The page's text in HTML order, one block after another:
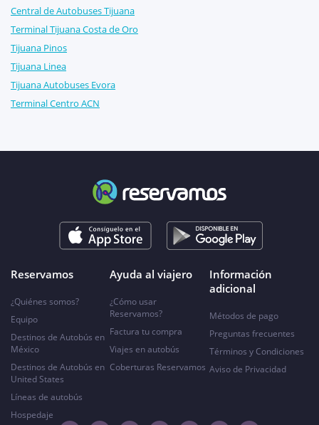
Central de Autobuses Tijuana
Terminal Tijuana Costa de Oro
Tijuana Pinos
Tijuana Linea
Tijuana Autobuses Evora
Terminal Centro ACN
Reservamos
¿Quiénes somos?
Equipo
Destinos de Autobús en
México
Destinos de Autobús en
United States
Líneas de autobús
Hospedaje
Ayuda al viajero
¿Cómo usar
Reservamos?
Factura tu compra
Viajes en autobús
Coberturas Reservamos
Información
adicional
Métodos de pago
Preguntas frecuentes
Términos y Condiciones
Aviso de Privacidad